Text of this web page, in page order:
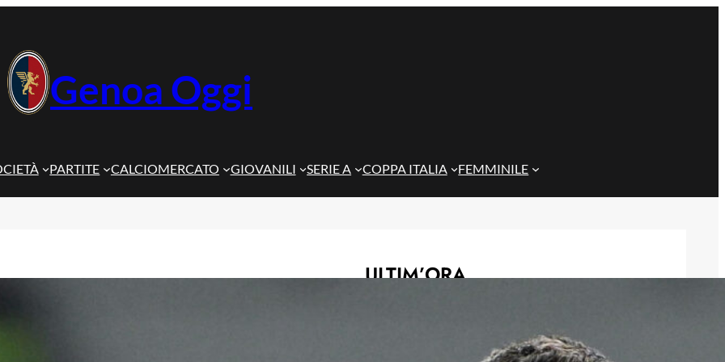
Genoa Oggi
PARTITE CALCIOMERCATO GIOVANILI SERIE A COPPA ITALIA FEMMINILE
ULTIM’ORA
trittico di sfide al Ferraris